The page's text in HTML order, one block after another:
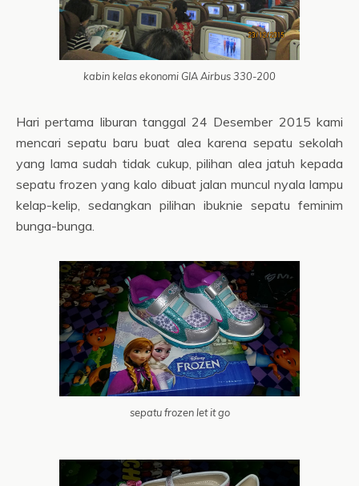
kabin kelas ekonomi GIA Airbus 330-200
Hari pertama liburan tanggal 24 Desember 2015 kami
mencari sepatu baru buat alea karena sepatu sekolah
yang lama sudah tidak cukup, pilihan alea jatuh kepada
sepatu frozen yang kalo dibuat jalan muncul nyala lampu
kelap-kelip, sedangkan pilihan ibuknie sepatu feminim
bunga-bunga.
sepatu frozen let it go